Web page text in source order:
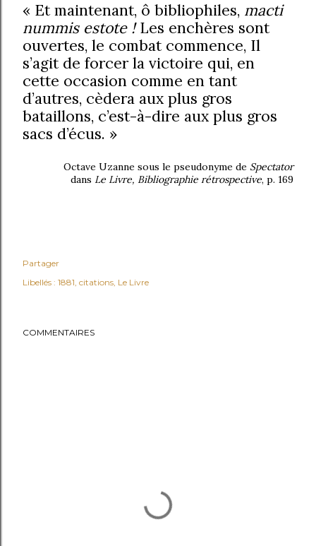
« Et maintenant, ô bibliophiles, macti
nummis estote !Les enchères sont
ouvertes, le combat commence, Il
s’agit de forcer la victoire qui, en
cette occasion comme en tant
d’autres, cèdera aux plus gros
bataillons, c’est-à-dire aux plus gros
sacs d’écus. »
Octave Uzanne sous le pseudonyme de Spectator
dans Le Livre, Bibliographie rétrospective, p. 169
Partager
Libellés : 1881 citations Le Livre
COMMENTAIRES